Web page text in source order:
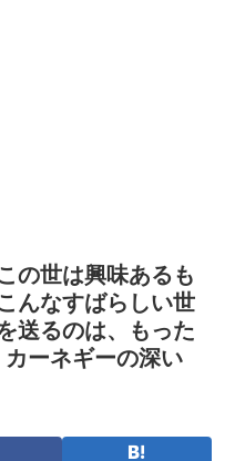
の世は興味あるも
んなすばらしい世
送るのは、もった
ーネギーの深い